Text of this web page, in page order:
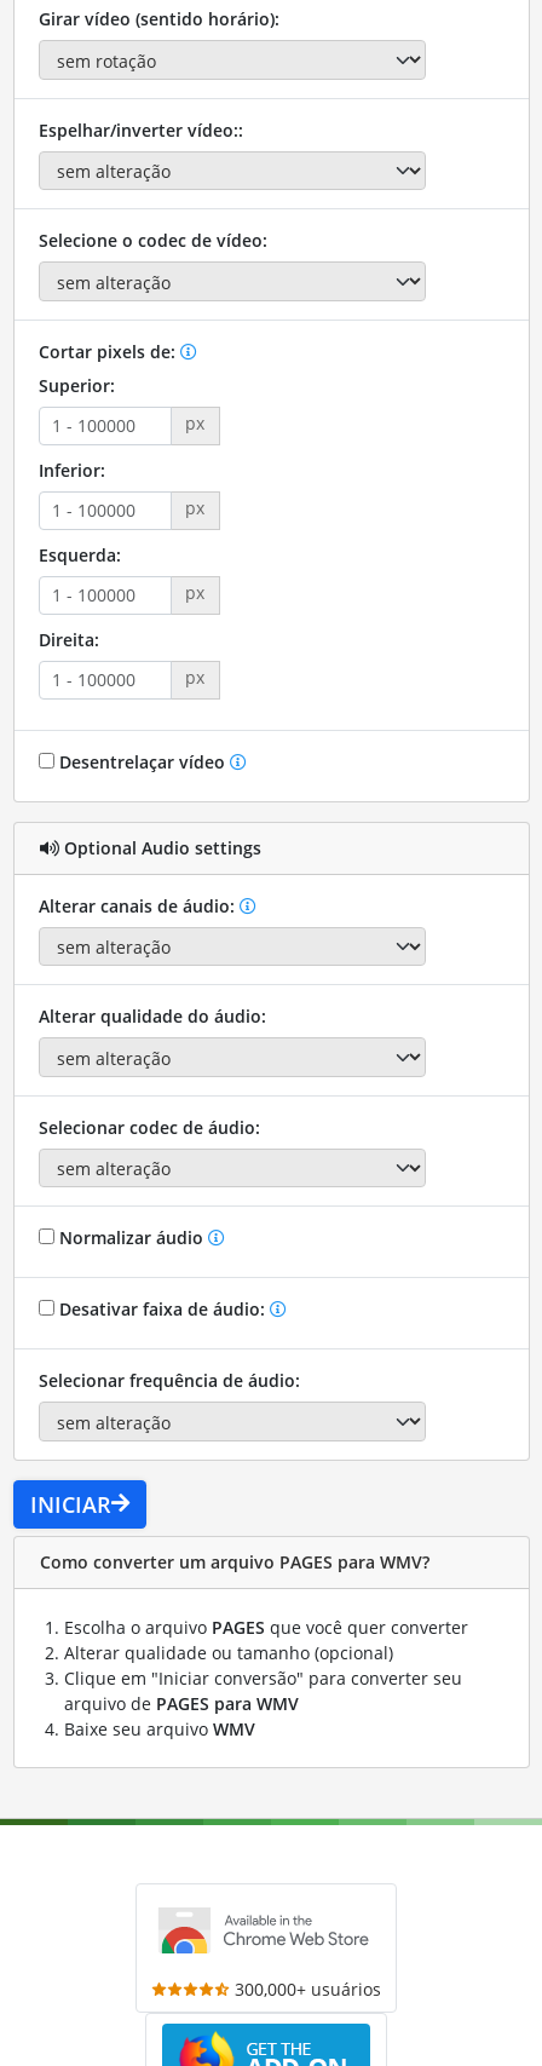
Girar vídeo (sentido horário):
Espelhar/inverter vídeo::
Selecione o codec de vídeo:
Cortar pixels de:
Superior:
px
Inferior:
px
Esquerda:
px
Direita:
px
Desentrelaçar vídeo
Optional Audio settings
Alterar canais de áudio:
Alterar qualidade do áudio:
Selecionar codec de áudio:
Normalizar áudio
Desativar faixa de áudio:
Selecionar frequência de áudio:
INICIAR
Como converter um arquivo PAGES para WMV?
Escolha o arquivo PAGES que você quer converter
Alterar qualidade ou tamanho (opcional)
Clique em "Iniciar conversão" para converter seu
arquivo de PAGES para WMV
Baixe seu arquivo WMV
300,000+ usuários